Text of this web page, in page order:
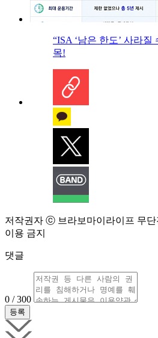
“ISA ‘남은 한도’ 사라
목!
저작권자 ⓒ 브라보마이라이프 무
이용 금지
댓글
0 / 300